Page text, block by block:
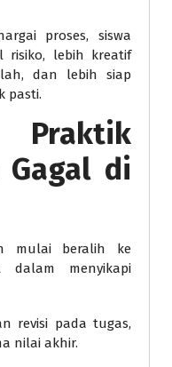
proses, siswa
risiko, lebih kreatif
dan lebih siap
pasti.
Gagal di
mulai beralih ke
menyikapi
revisi pada tugas,
nilai akhir.